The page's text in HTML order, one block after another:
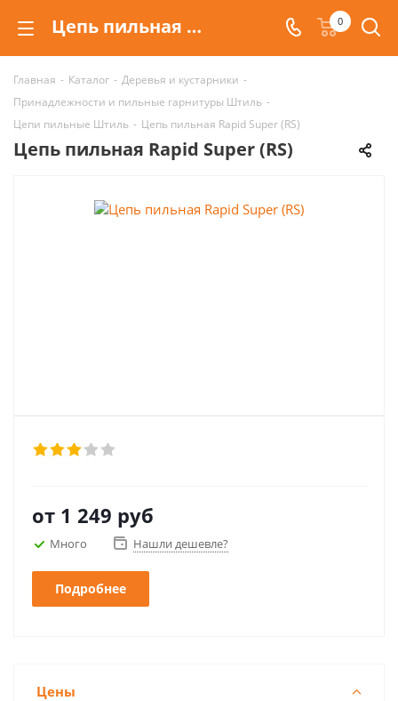
Цепь пильная Rapid Super (RS) 0
Главная - Каталог - Деревья и кустарники -
Принадлежности и пильные гарнитуры Штиль -
Цепи пильные Штиль - Цепь пильная Rapid Super (RS)
Цепь пильная Rapid Super (RS)
от 1 249 руб
Много Нашли дешевле?
Подробнее
Цены